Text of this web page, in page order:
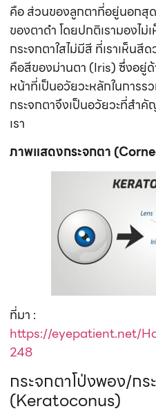
คือ ส่วนของลูกตาที่อยู่นอกสุ
ของตาดำ โดยปกติเรามองไม่
กระจกตาใสไม่มีสี ที่เราเห็น
คือสีของม่านตา (Iris) ซึ่งอยู่
หน้าที่เป็นอวัยวะหลักในการ
กระจกตาจึงเป็นอวัยวะที่สำ
เรา
ภาพแสดงกระจกตา
ที่มา :
https://eyepatient.net/
248
กระจกตาโป่งพอง/ก
(Keratoconus)